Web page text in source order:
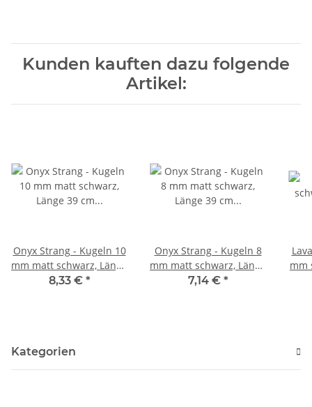
Kunden kauften dazu folgende
Artikel:
Onyx Strang - Kugeln 10
mm matt schwarz, Länge
39 cm /4003
8,33 € *
Onyx Strang - Kugeln 8
mm matt schwarz, Länge
39 cm /4002
7,14 € *
mm
Kategorien